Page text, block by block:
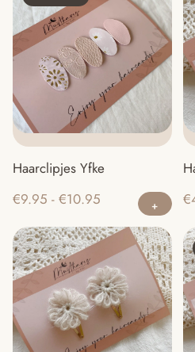
Haarclipjes Yfke
€9.95 - €10.95 Prijsklasse:
tot
€10.95
Dit
kan
€